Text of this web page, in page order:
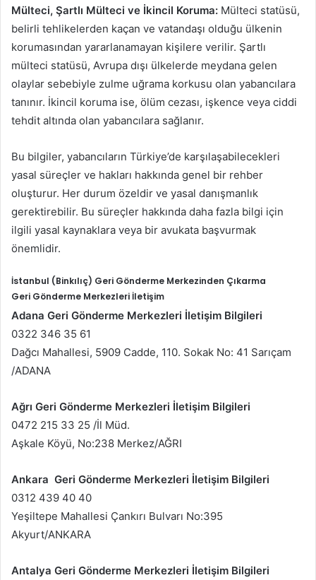
Mülteci, Şartlı Mülteci ve İkincil Koruma: Mülteci statüsü,
belirli tehlikelerden kaçan ve vatandaşı olduğu ülkenin
korumasından yararlanamayan kişilere verilir. Şartlı
mülteci statüsü, Avrupa dışı ülkelerde meydana gelen
olaylar sebebiyle zulme uğrama korkusu olan yabancılara
tanınır. İkincil koruma ise, ölüm cezası, işkence veya ciddi
tehdit altında olan yabancılara sağlanır.
Bu bilgiler, yabancıların Türkiye’de karşılaşabilecekleri
yasal süreçler ve hakları hakkında genel bir rehber
oluşturur. Her durum özeldir ve yasal danışmanlık
gerektirebilir. Bu süreçler hakkında daha fazla bilgi için
ilgili yasal kaynaklara veya bir avukata başvurmak
önemlidir.
İstanbul (Binkılıç) Geri Gönderme Merkezinden Çıkarma
Geri Gönderme Merkezleri İletişim
Adana Geri Gönderme Merkezleri İletişim Bilgileri
0322 346 35 61
Dağcı Mahallesi, 5909 Cadde, 110. Sokak No: 41 Sarıçam
/ADANA
Ağrı Geri Gönderme Merkezleri İletişim Bilgileri
0472 215 33 25 /İl Müd.
Aşkale Köyü, No:238 Merkez/AĞRI
Ankara Geri Gönderme Merkezleri İletişim Bilgileri
0312 439 40 40
Yeşiltepe Mahallesi Çankırı Bulvarı No:395
Akyurt/ANKARA
Antalya Geri Gönderme Merkezleri İletişim Bilgileri